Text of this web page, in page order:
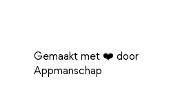
Gemaakt met ❤️ door
Appmanschap